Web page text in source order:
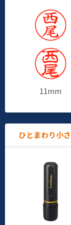
11mm
ひとまわり小